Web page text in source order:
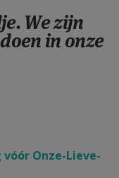
We zijn
in onze
Onze-Lieve-